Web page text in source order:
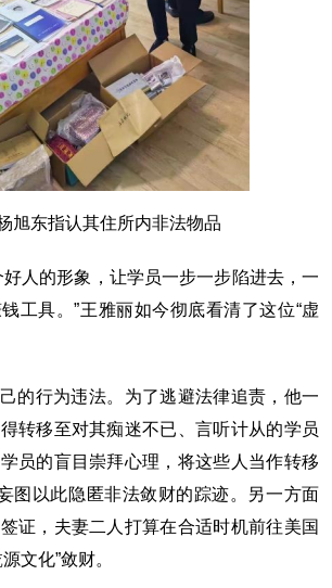
旭东指认其住所内非法物品
好人的形象，让学员一步一步陷进去，一
工具。”王雅丽如今彻底看清了这位“虚
的行为违法。为了逃避法律追责，他一
转移至对其痴迷不已、言听计从的学员
员的盲目崇拜心理，将这些人当作转移
图以此隐匿非法敛财的踪迹。另一方面
证，夫妻二人打算在合适时机前往美国
文化”敛财。